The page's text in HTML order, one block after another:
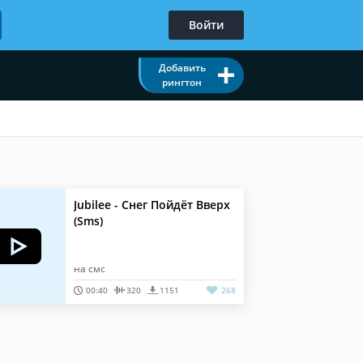
Войти
Добавить
рингтон
Jubilee - Снег Пойдёт Вверх
(Sms)
на смс
00:40 320 1151 268